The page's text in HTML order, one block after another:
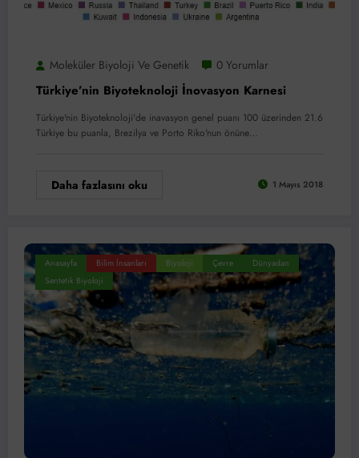
Moleküler Biyoloji Ve Genetik 0 Yorumlar
Türkiye’nin Biyoteknoloji İnovasyon Karnesi
Türkiye'nin Biyoteknoloji'de inavasyon genel puanı 100 üzerinden 21.6
Türkiye bu puanla, Brezilya ve Porto Riko'nun önüne…
Daha fazlasını oku 1 Mayıs 2018
Anasayfa Bilim İnsanları Biyoloji Çevre
Dünyadan
Sentetik Biyoloji